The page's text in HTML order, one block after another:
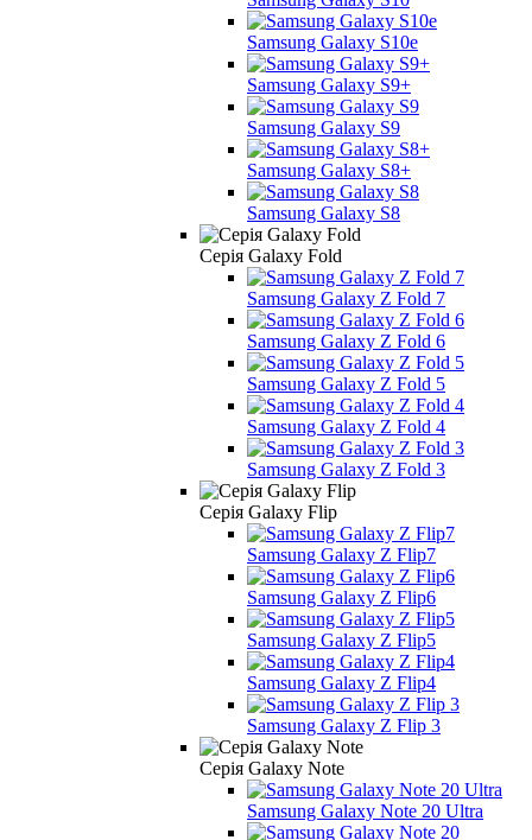
Samsung Galaxy S10e
Samsung Galaxy S9+
Samsung Galaxy S9
Samsung Galaxy S8+
Samsung Galaxy S8
Серія Galaxy Fold
Samsung Galaxy Z Fold 7
Samsung Galaxy Z Fold 6
Samsung Galaxy Z Fold 5
Samsung Galaxy Z Fold 4
Samsung Galaxy Z Fold 3
Серія Galaxy Flip
Samsung Galaxy Z Flip7
Samsung Galaxy Z Flip6
Samsung Galaxy Z Flip5
Samsung Galaxy Z Flip4
Samsung Galaxy Z Flip 3
Серія Galaxy Note
Samsung Galaxy Note 20 Ultra